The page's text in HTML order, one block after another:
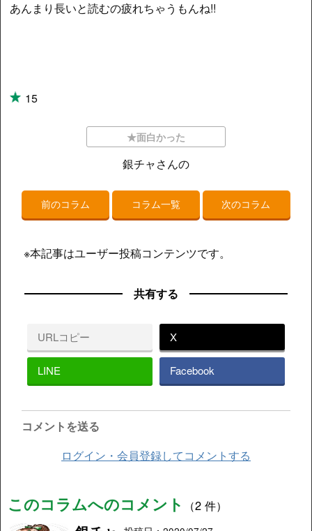
あんまり長いと読むの疲れちゃうもんね!!
15
★面白かった
銀チャさんの
前のコラム コラム一覧 次のコラム
※本記事はユーザー投稿コンテンツです。
共有する
URLコピー X
LINE Facebook
コメントを送る
ログイン・会員登録してコメントする
このコラムへのコメント （2 件）